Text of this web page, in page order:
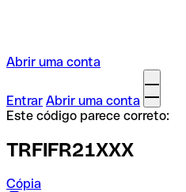
Abrir uma conta
Entrar Abrir uma conta
Este código parece correto:
TRFIFR21XXX
Cópia